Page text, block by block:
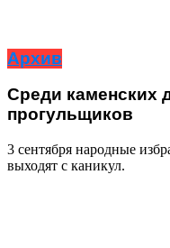
Архив
Среди каменских
прогульщиков
3 сентября народные
выходят с каникул.